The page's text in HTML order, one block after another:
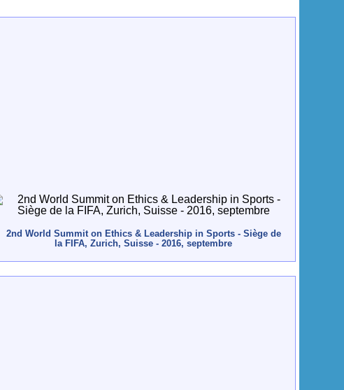
2nd World Summit on Ethics & Leadership in Sports - Siège de
la FIFA, Zurich, Suisse - 2016, septembre